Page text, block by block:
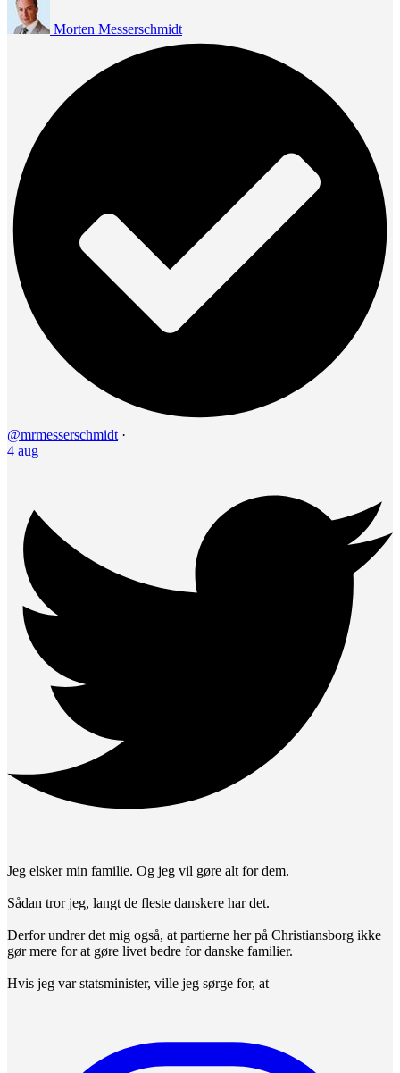
Morten Messerschmidt
@mrmesserschmidt ·
4 aug
Jeg elsker min familie. Og jeg vil gøre alt for dem.
Sådan tror jeg, langt de fleste danskere har det.
Derfor undrer det mig også, at partierne her på Christiansborg ikke
gør mere for at gøre livet bedre for danske familier.
Hvis jeg var statsminister, ville jeg sørge for, at